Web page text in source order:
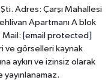
Adres: Çarşı Mahallesi
Apartmanı A blok
Mail: [email protected]
ve görselleri kaynak
aykırı ve izinsiz olarak